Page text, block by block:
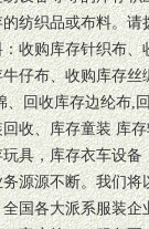
的纺织品或布料。请
：收购库存针织布、
牛仔布、收购库存丝
、回收库存边纶布,
回收、库存童装 库
玩具，库存衣车设备
务源源不断。我们将
全国各大派系服装企